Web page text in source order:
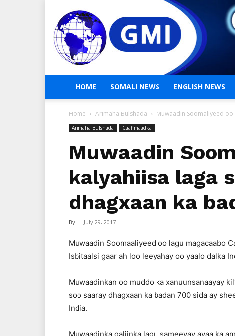
HOME SOMALI NEWS ENGLISH NEWS
Home Arimaha Bulshada Muwaadin Soomaliyeed
Arimaha Bulshada Caafimaadka
Muwaadin
kalyahiisa laga
dhagxaan ka
By - July 29, 2017
Muwaadin Soomaaliyeed oo lagu magacaabo
Isbitaalsi gaar ah loo leeyahay oo yaalo dalka
Muwaadinkan oo muddo ka xanuunsanaayay
soo saaray dhagxaan ka badan 700 sida ay
India.
Muwaadinka qaliinka lagu sameeyay ayaa ka